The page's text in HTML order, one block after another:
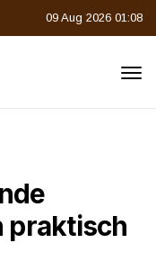
09 Aug 2026 01:08
praktisch